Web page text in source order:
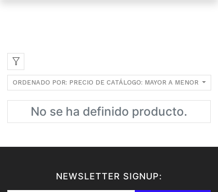
ORDENADO POR: PRECIO DE CATÁLOGO: MAYOR A MENOR
No se ha definido producto.
NEWSLETTER SIGNUP: